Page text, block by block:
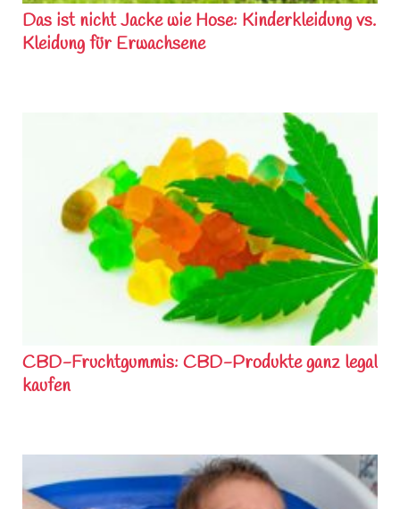
Das ist nicht Jacke wie Hose: Kinderkleidung vs.
Kleidung für Erwachsene
CBD-Fruchtgummis: CBD-Produkte ganz legal
kaufen